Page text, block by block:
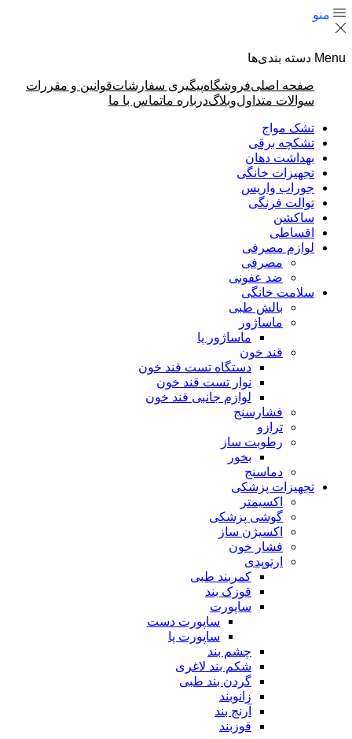
منو
Menu دسته بندی‌ها
صفحه اصلیفروشگاهپیگیری سفارشاتقوانین و مقررات
سوالات متداولوبلاگدرباره ماتماس با ما
تشک مواج
تشکچه برقی
بهداشت دهان
تجهیزات خانگی
جوراب واریس
توالت فرنگی
ساکشن
اقساطی
لوازم مصرفی
مصرفی
ضد عفونی
سلامت خانگی
بالش طبی
ماساژور
ماساژور پا
قند خون
دستگاه تست قند خون
نوار تست قند خون
لوازم جانبی قند خون
فشارسنج
ترازو
رطوبت ساز
بخور
دماسنج
تجهیزات پزشکی
اکسیمتر
گوشی پزشکی
اکسیژن ساز
فشار خون
ارتوپدی
کمربند طبی
قوزک بند
ساپورت
ساپورت دست
ساپورت پا
چشم بند
شکم بند لاغری
گردن بند طبی
زانوبند
آرنج بند
قوزبند